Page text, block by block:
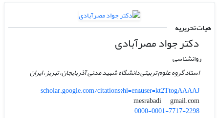
هیات تحریریه
دکتر جواد مصرآبادی
روانشناسی
استاد گروه علوم تربیتی دانشگاه شهید مدنی آذربایجان، تبریز، ایران
scholar.google.com/citations?hl=en&user=kt2TtogAAAAJ
mesrabadi
gmail.com
0000-0001-7717-2298